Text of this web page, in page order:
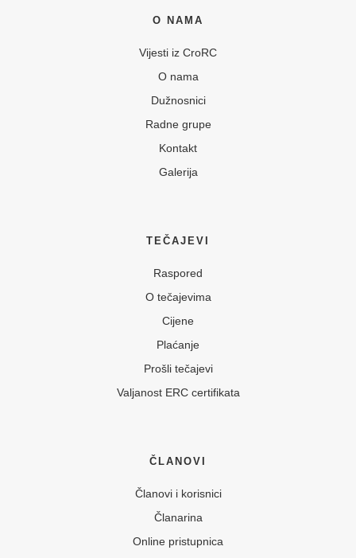
O NAMA
Vijesti iz CroRC
O nama
Dužnosnici
Radne grupe
Kontakt
Galerija
TEČAJEVI
Raspored
O tečajevima
Cijene
Plaćanje
Prošli tečajevi
Valjanost ERC certifikata
ČLANOVI
Članovi i korisnici
Članarina
Online pristupnica